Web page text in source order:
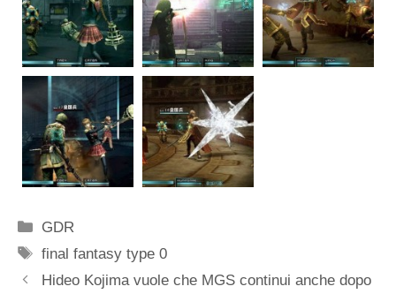
Categorie
GDR
Tag
final fantasy type 0
Hideo Kojima vuole che MGS continui anche dopo